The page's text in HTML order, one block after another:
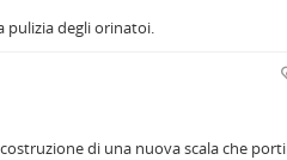
pulizia degli orinatoi.
di una nuova scala che porti